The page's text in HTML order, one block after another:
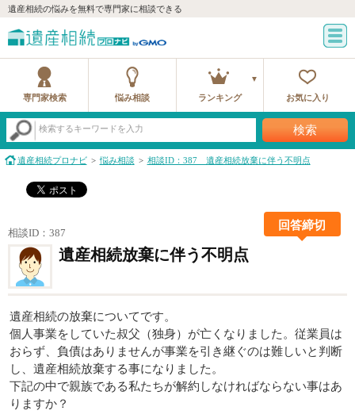
遺産相続の悩みを無料で専門家に相談できる
専門家検索 悩み相談 ランキング お気に入り
検索するキーワードを入力 検索
遺産相続プロナビ 悩み相談 相談ID：387 遺産相続放棄に伴う不明点
相談ID：387
回答締切
遺産相続放棄に伴う不明点
遺産相続の放棄についてです。
個人事業をしていた叔父（独身）が亡くなりました。従業員は
おらず、負債はありませんが事業を引き継ぐのは難しいと判断
し、遺産相続放棄する事になりました。
下記の中で親族である私たちが解約しなければならない事はあ
りますか？